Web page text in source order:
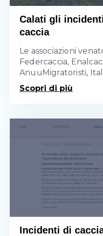
Calati gli
caccia
Le associazioni
Federcaccia,
AnuuMigratoristi,
Scopri di più
Incidenti di